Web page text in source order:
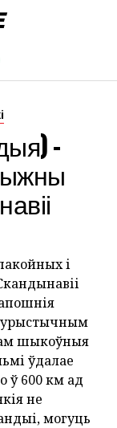
-
і
шыкоўныя
ўдалае
ў 600 км ад
не
могуць